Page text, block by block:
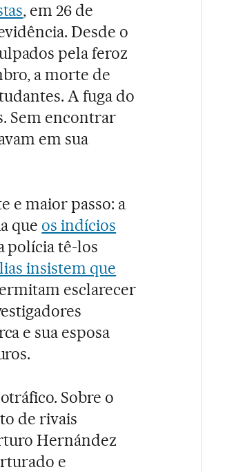
, em 26 de
Desde o
pela feroz
a morte de
A fuga do
Sem encontrar
em sua
e maior passo: a
que os indícios
polícia tê-los
insistem que
esclarecer
e sua esposa
Sobre o
de rivais
Hernández
e